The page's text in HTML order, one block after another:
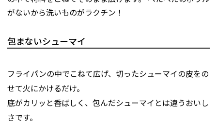
がないから洗いものがラクチン！
包まないシューマイ
フライパンの中でこねて広げ、切ったシューマイの皮をの
せて火にかけるだけ。
底がカリッと香ばしく、包んだシューマイとは違うおいし
さです。